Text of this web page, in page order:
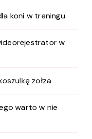
koni w treningu
w
zołza
warto w nie